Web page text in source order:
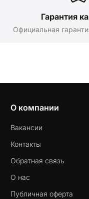
Гарантия
Официальная
О компании
Вакансии
Контакты
Обратная связь
О нас
Публичная оферта